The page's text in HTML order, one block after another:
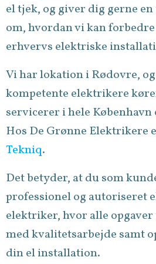
el tjek, og giver dig gerne
om, hvordan vi kan
erhvervs elektriske
Vi har lokation i Rødovre,
kompetente elektrikere
servicerer i hele
Hos De Grønne Elektrikere
Tekniq.
Det betyder, at du som
professionel og autoriseret
elektriker, hvor alle
med kvalitetsarbejde samt
din el installation.